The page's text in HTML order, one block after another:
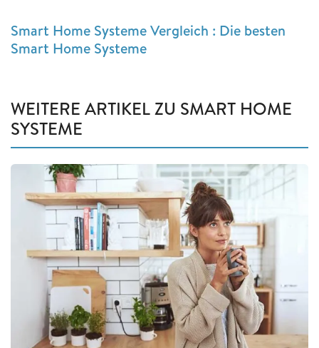
Smart Home Systeme Vergleich : Die besten
Smart Home Systeme
WEITERE ARTIKEL ZU SMART HOME
SYSTEME